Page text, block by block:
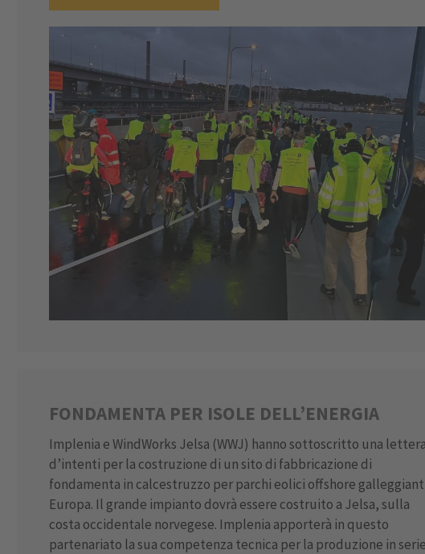
FONDAMENTA PER ISOLE DELL’ENERGIA
Implenia e WindWorks Jelsa (WWJ) hanno sottoscritto una
d’intenti per la costruzione di un sito di fabbricazione di
fondamenta in calcestruzzo per parchi eolici offshore
Europa. Il grande impianto dovrà essere costruito a Jelsa, sulla
costa occidentale norvegese. Implenia apporterà in questo
partenariato la sua competenza tecnica per la produzione in